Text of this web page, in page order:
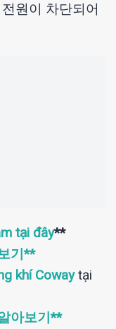
원이 차단되어
tại đây**
기**
khí Cowaytại
아보기**